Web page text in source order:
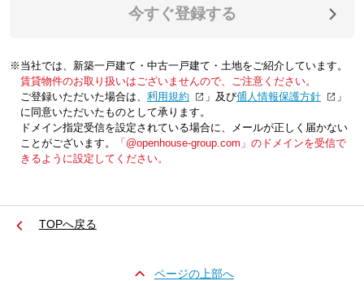
今すぐ登録する
※当社では、新築一戸建て・中古一戸建て・土地をご紹介しています。
賃貸物件のお取り扱いはございませんので、ご注意ください。
ご登録いただいた場合は、「利用規約 」及び「個人情報保護方針
」
に同意いただいたものとして承ります。
ドメイン指定受信を設定されている場合に、メールが正しく届かない
ことがございます。
「@openhouse-group.com」のドメインを受信で
きるように設定してください。
TOPへ戻る
ページの上部へ